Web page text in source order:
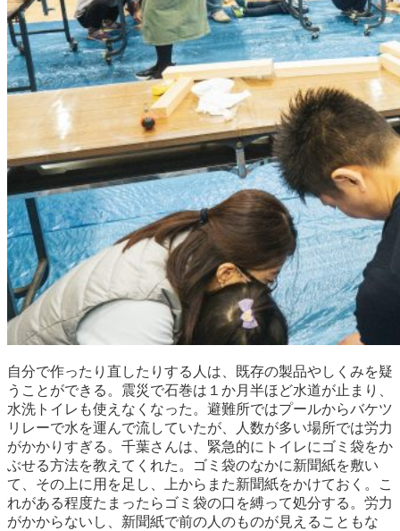
自分で作ったり直したりする人は、既存の製品やしくみを疑
うことができる。震災で石巻は１か月半ほど水道が止まり、
水洗トイレも使えなくなった。避難所ではプールからバケツ
リレーで水を運んで流していたが、人数が多い場所では労力
がかかりすぎる。千葉さんは、緊急的にトイレにゴミ袋をか
ぶせる方法を教えてくれた。ゴミ袋のなかに新聞紙を敷い
て、その上に用を足し、上からまた新聞紙をかけておく。こ
れがある程度たまったらゴミ袋の口を縛って処分する。労力
がかからないし、新聞紙で前の人のものが見えることもな